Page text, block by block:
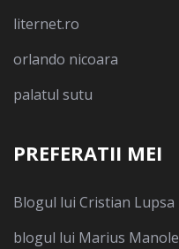
liternet.ro
orlando nicoara
palatul sutu
PREFERATII MEI
Blogul lui Cristian Lupsa
blogul lui Marius Manole